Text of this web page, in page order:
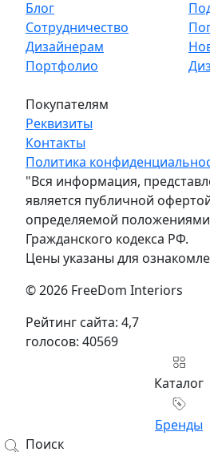
Блог
Сотрудничество
Дизайнерам
Портфолио
Покупателям
Реквизиты
Контакты
Политика
"Вся информация,
является публичной
определяемой положениями
Гражданского кодекса РФ.
Цены указаны для
© 2026 FreeDom Interiors
Рейтинг сайта: 4,7
голосов: 40569
Каталог
Бренды
Поиск